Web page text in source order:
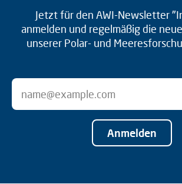
Jetzt für den AWI-Newsletter
anmelden und regelmäßig die
unserer Polar- und
Anmelden